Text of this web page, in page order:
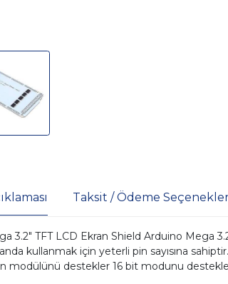
Taksit / Ödeme
3.2" TFT LCD Ekran Shield Arduino Mega
kullanmak için yeterli pin sayısına
modülünü destekler 16 bit modunu